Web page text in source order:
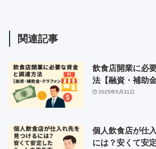
関連記事
飲食店開業に必
法【融資・補助
2025年5月31日
個人飲食店が仕
には？安くて安